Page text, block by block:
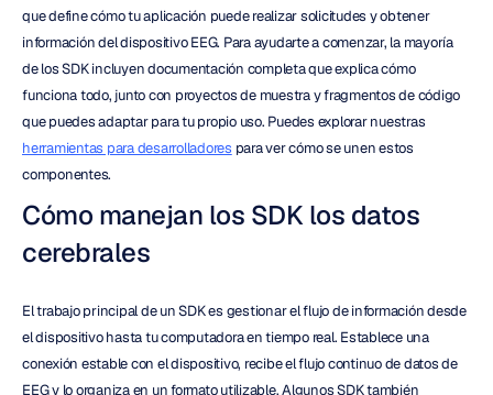
que define cómo tu aplicación puede realizar solicitudes y obtener
información del dispositivo EEG. Para ayudarte a comenzar, la mayoría
de los SDK incluyen documentación completa que explica cómo
funciona todo, junto con proyectos de muestra y fragmentos de código
herramientas para desarrolladores para ver cómo se unen estos
componentes.
Cómo manejan los SDK los datos
cerebrales
El trabajo principal de un SDK es gestionar el flujo de información desde
el dispositivo hasta tu computadora en tiempo real. Establece una
conexión estable con el dispositivo, recibe el flujo continuo de datos de
EEG y lo organiza en un formato utilizable. Algunos SDK también